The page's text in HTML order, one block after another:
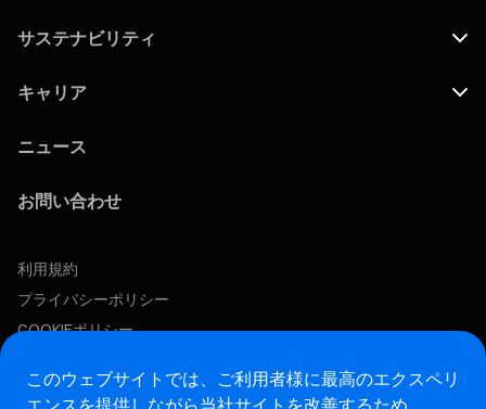
サステナビリティ
キャリア
ニュース
お問い合わせ
利用規約
プライバシーポリシー
COOKIEポリシー
この求人に応募する
このウェブサイトでは、ご利用者様に最高のエクスペリ
エンスを提供しながら当社サイトを改善するため、